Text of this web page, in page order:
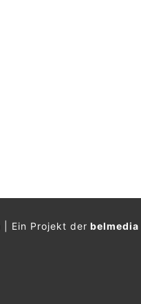
Ein Projekt derbelmedia